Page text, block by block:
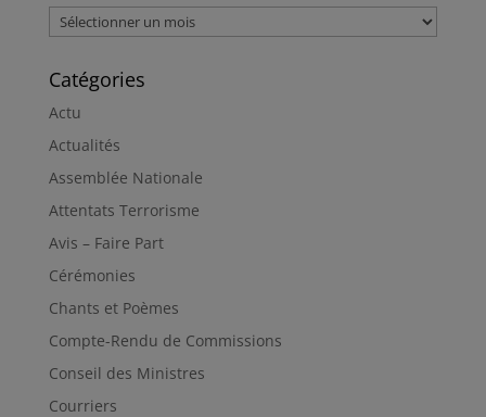
Archives
Catégories
Actu
Actualités
Assemblée Nationale
Attentats Terrorisme
Avis – Faire Part
Cérémonies
Chants et Poèmes
Compte-Rendu de Commissions
Conseil des Ministres
Courriers